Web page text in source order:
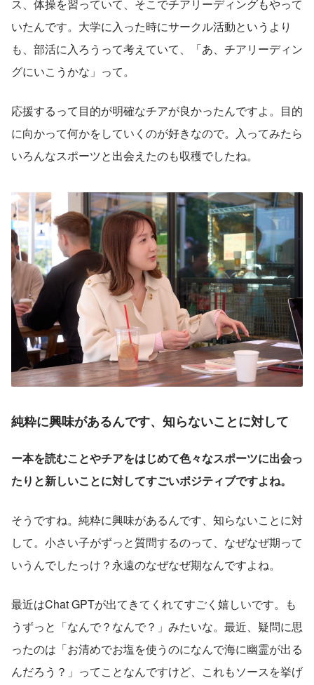
ス、体操を習っていて、そこでチアリーディングもやって
いたんです。大学に入った時にサークル活動というより
も、部活に入ろうって考えていて、「あ、チアリーディン
グにいこうかな」って。
応援するって目的が明確なチアが良かったんですよ。目的
に向かって何かをしていくのが好きなので。入ってみたら
いろんなスポーツと出会えたのも収穫でしたね。
純粋に興味があるんです、知らないことに対して
ー本を読むことやチアをはじめて色々なスポーツに出会っ
たりと新しいことに対してすごいポジティブですよね。
そうですね。純粋に興味があるんです、知らないことに対
して。小さい子がずっと質問するのって、なぜなぜ期って
いうんでしたっけ？永遠のなぜなぜ期なんですよね。
最近はChat GPTが出てきてくれてすごく嬉しいです。も
うずっと「なんで？なんで？」みたいな。最近、疑問に思
ったのは「お清めでお塩を使うのになんで海に幽霊が出る
んだろう？」ってことなんですけど、これもソースを挙げ